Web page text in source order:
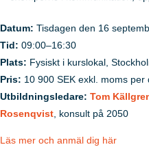
Datum: Tisdagen den 16
Tid: 09:00–16:30
Plats: Fysiskt i kurslokal,
Pris: 10 900 SEK exkl. moms per
Utbildningsledare: Tom
Rosenqvist , konsult på 2050
Läs mer och anmäl dig här